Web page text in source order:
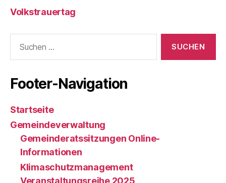
Volkstrauertag
nach:
Footer-Navigation
Startseite
Gemeindeverwaltung
Gemeinderatssitzungen Online-
Informationen
Klimaschutzmanagement
Veranstaltungsreihe 2025